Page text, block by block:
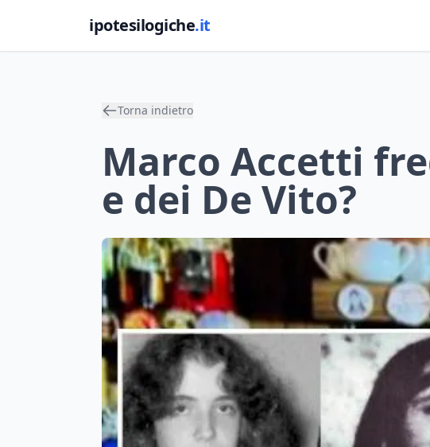
ipotesilogiche.it
Torna indietro
Marco Accetti
e dei De Vito?